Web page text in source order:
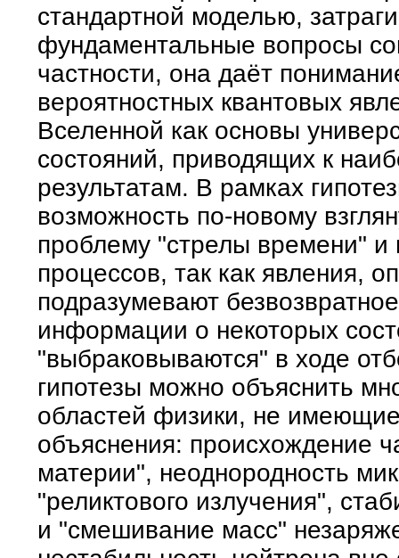
стандартной моделью,
фундаментальные вопросы
частности, она даёт
вероятностных квантовых
Вселенной как основы
состояний, приводящих к
результатам. В рамках
возможность по-новому
проблему "стрелы времени" и
процессов, так как явления,
подразумевают
информации о некоторых
"выбраковываются" в ходе
гипотезы можно объяснить
областей физики, не
объяснения: происхождение
материи", неоднородность
"реликтового излучения",
и "смешивание масс"